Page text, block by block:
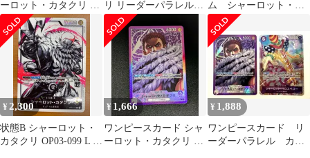
ーロット・カタクリ リ
ーダーパラレルOP03-
099
リ リーダーパラレル
まとめ売り
ム シャーロット・カ
タクリ リーダーパラ
レル
¥2,300
状態B シャーロット・
カタクリ OP03-099 L リ
¥ 1,666
ワンピースカード シャ
ーロット・カタクリ リ
¥ 1,888
ワンピースカード リ
ーダーパラレル カタ